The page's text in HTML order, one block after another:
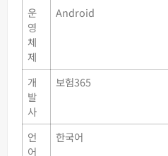
운
영
체
제
Android
개
발
사
보험365
언
어
한국어